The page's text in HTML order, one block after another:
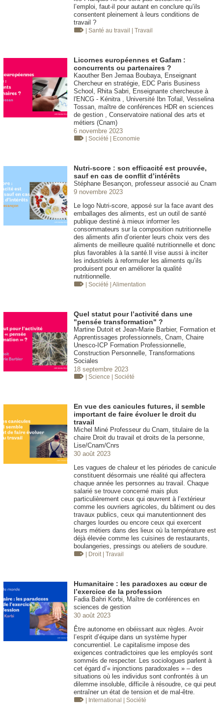
l’emploi, faut-il pour autant en conclure qu’ils
consentent pleinement à leurs conditions de
travail ?
| Santé au travail | Travail
Licornes européennes et Gafam :
concurrents ou partenaires ?
Kaouther Ben Jemaa Boubaya, Enseignant
Chercheur en stratégie, EDC Paris Business
School, Rhita Sabri, Enseignante chercheuse à
l'ENCG - Kénitra , Université Ibn Tofail, Vesselina
Tossan, maître de conférences HDR en sciences
de gestion , Conservatoire national des arts et
métiers (Cnam)
6 novembre 2023
| Société | Economie
Nutri-score : son efficacité est prouvée,
sauf en cas de conflit d’intérêts
Stéphane Besançon, professeur associé au Cnam
9 novembre 2023
Le logo Nutri-score, apposé sur la face avant des
emballages des aliments, est un outil de santé
publique destiné à mieux informer les
consommateurs sur la composition nutritionnelle
des aliments afin d’orienter leurs choix vers des
aliments de meilleure qualité nutritionnelle et donc
plus favorables à la santé.Il vise aussi à inciter
les industriels à reformuler les aliments qu’ils
produisent pour en améliorer la qualité
nutritionnelle.
| Société | Alimentation
Quel statut pour l’activité dans une
"pensée transformation" ?
Martine Dutoit et Jean-Marie Barbier, Formation et
Apprentissages professionnels, Cnam, Chaire
Unesco-ICP Formation Professionnelle,
Construction Personnelle, Transformations
Sociales
18 septembre 2023
| Science | Société
En vue des canicules futures, il semble
important de faire évoluer le droit du
travail
Michel Miné Professeur du Cnam, titulaire de la
chaire Droit du travail et droits de la personne,
Lise/Cnam/Cnrs
30 août 2023
Les vagues de chaleur et les périodes de canicule
constituent désormais une réalité qui affectera
chaque année les personnes au travail. Chaque
salarié se trouve concerné mais plus
particulièrement ceux qui œuvrent à l’extérieur
comme les ouvriers agricoles, du bâtiment ou des
travaux publics, ceux qui manutentionnent des
charges lourdes ou encore ceux qui exercent
leurs métiers dans des lieux où la température est
déjà élevée comme les cuisines de restaurants,
boulangeries, pressings ou ateliers de soudure.
| Droit | Travail
Humanitaire : les paradoxes au cœur de
l’exercice de la profession
Fadia Bahri Korbi, Maître de conférences en
sciences de gestion
30 août 2023
Être autonome en obéissant aux règles. Avoir
l’esprit d’équipe dans un système hyper
concurrentiel. Le capitalisme impose des
exigences contradictoires que les employés sont
sommés de respecter. Les sociologues parlent à
cet égard d’« injonctions paradoxales » – des
situations où les individus sont confrontés à un
dilemme insoluble, difficile à résoudre, ce qui peut
entraîner un état de tension et de mal-être.
| International | Société